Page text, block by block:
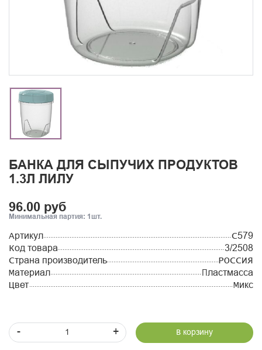
БАНКА ДЛЯ СЫПУЧИХ ПРОДУКТОВ
1.3Л ЛИЛУ
96.00 руб
Минимальная партия: 1шт.
Артикул
С579
Код товара
3/2508
Страна производитель
РОССИЯ
Материал
Пластмасса
Цвет
Микс
- + В корзину